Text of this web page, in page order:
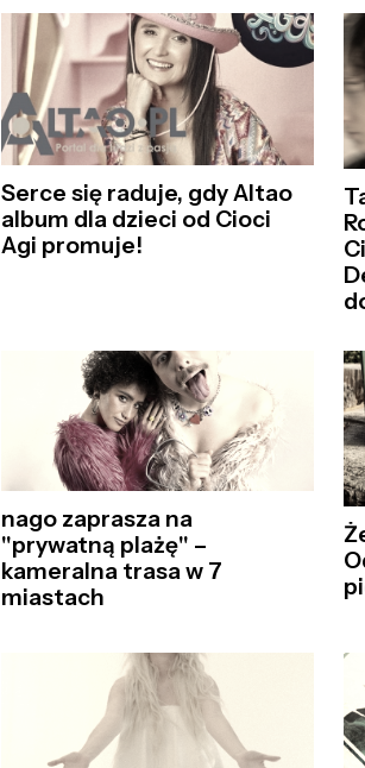
Serce się raduje, gdy Altao
album dla dzieci od Cioci
Agi promuje!
nago zaprasza na
"prywatną plażę" –
kameralna trasa w 7
miastach